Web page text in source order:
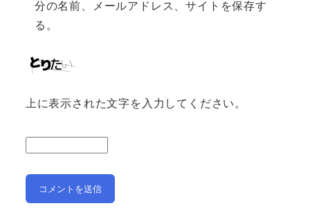
分の名前、メールアドレス、サイトを保存す
る。
上に表示された文字を入力してください。